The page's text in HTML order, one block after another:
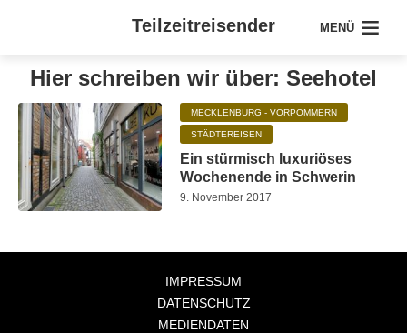
Teilzeitreisender MENÜ
Hier schreiben wir über: Seehotel
MECKLENBURG - VORPOMMERN
STÄDTEREISEN
Ein stürmisch luxuriöses
Wochenende in Schwerin
9. November 2017
IMPRESSUM
DATENSCHUTZ
MEDIENDATEN